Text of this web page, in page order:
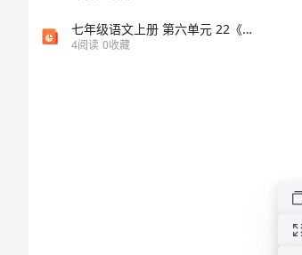
七年级语文上册 第六单元 22《诗二首》课件 新人教版
4阅读 0收藏